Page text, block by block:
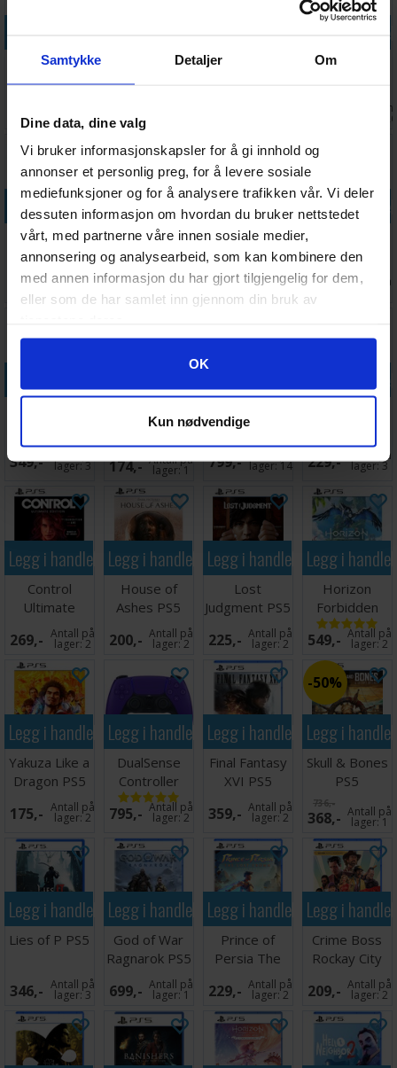
Samtykke Detaljer Om
Dine data, dine valg
Vi bruker informasjonskapsler for å gi innhold og
annonser et personlig preg, for å levere sosiale
mediefunksjoner og for å analysere trafikken vår. Vi deler
dessuten informasjon om hvordan du bruker nettstedet
vårt, med partnerne våre innen sosiale medier,
annonsering og analysearbeid, som kan kombinere den
med annen informasjon du har gjort tilgjengelig for dem,
eller som de har samlet inn gjennom din bruk av
Googles retningslinjer for personvern
OK
Kun nødvendige
7 Days to Die
Console
425,- lager: 2
Dragon
349,- 18.08.2026
Deliver At All
Legg i
Silent Hill f
Ventes inn
18.08.2026
Legg i handlekurven
SHINOBI Art
of Vengeance
PS5
329,- Antall på
1
Legg i handlekurven
Borderlands 4
Super Deluxe
Edition PS5
1 542,- Antall på
lager: 2
Legg i handlekurven
Fatal Frame II
Remake PS5
567,- Antall på
lager:
Legg i
799,- Antall på
Legg i handlekurven
Miles Morales
PS5
349,- lager:3
Legion PS5
249,-
174,- Antall på
lager:1
Controller
White PS5
799,- lager:14
Legg i
229,- Antall på
lager:3
Legg i handlekurven
Control
Ultimate
Edition PS5
269,- Antall på
lager:2
Legg i handlekurven
House of
Ashes PS5
200,- Antall på
lager:2
Legg i handlekurven
Lost
Judgment PS5
225,- Antall på
lager:2
Legg i
Horizon
Forbidden
West PS5
549,- Antall på
lager:2
Legg i handlekurven
Yakuza Like a
Dragon PS5
175,- Antall på
lager:2
Legg i handlekurven
DualSense
Controller
Galactic
Purple PS5
795,- Antall på
lager:2
Legg i handlekurven
Final Fantasy
XVI PS5
359,- Antall på
lager:2
Legg i
50%
Skull & Bones
PS5
736,-
368,- Antall på
lager:1
Legg i handlekurven
Lies of P PS5
346,- Antall på
lager:3
Legg i handlekurven
God of War
Ragnarok PS5
699,- Antall på
lager:1
Legg i handlekurven
Prince of
Persia The
Lost Crown
PS5
229,- Antall på
lager:2
Legg i
Crime Boss
Rockay City
PS5
209,- Antall på
lager:2